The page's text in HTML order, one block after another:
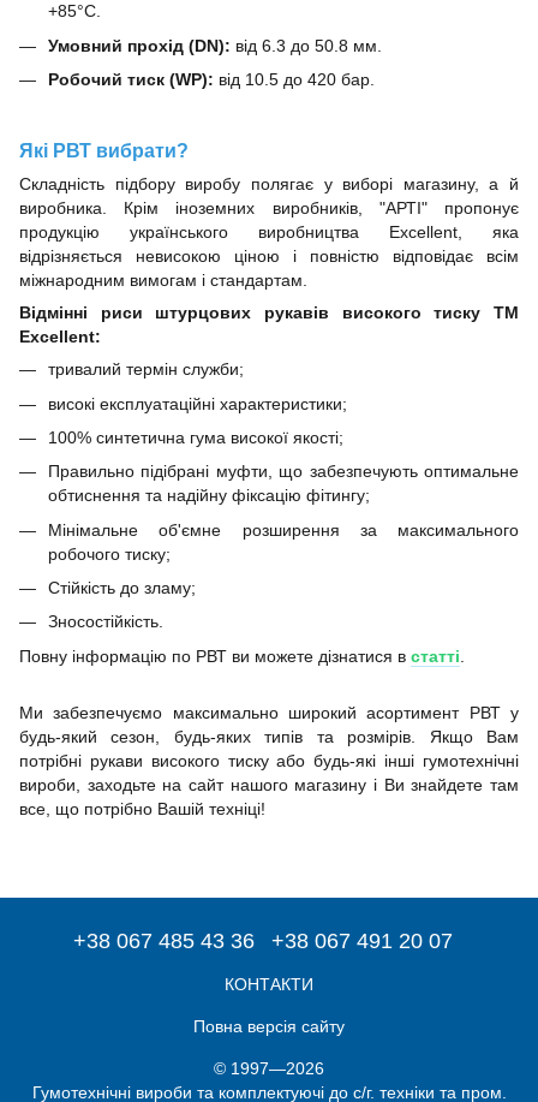
+85°C.
Умовний прохід (DN): від 6.3 до 50.8 мм.
Робочий тиск (WP): від 10.5 до 420 бар.
Які РВТ вибрати?
Складність підбору виробу полягає у виборі магазину, а й
виробника. Крім іноземних виробників, "АРТІ" пропонує
продукцію українського виробництва Excellent, яка
відрізняється невисокою ціною і повністю відповідає всім
міжнародним вимогам і стандартам.
Відмінні риси штурцових рукавів високого тиску ТМ
Excellent:
тривалий термін служби;
високі експлуатаційні характеристики;
100% синтетична гума високої якості;
Правильно підібрані муфти, що забезпечують оптимальне
обтиснення та надійну фіксацію фітингу;
Мінімальне об'ємне розширення за максимального
робочого тиску;
Стійкість до зламу;
Зносостійкість.
Повну інформацію по РВТ ви можете дізнатися в статті
Ми забезпечуємо максимально широкий асортимент РВТ у
будь-який сезон, будь-яких типів та розмірів. Якщо Вам
потрібні рукави високого тиску або будь-які інші гумотехнічні
вироби, заходьте на сайт нашого магазину і Ви знайдете там
все, що потрібно Вашій техніці!
+38 067 485 43 36 +38 067 491 20 07
КОНТАКТИ
Повна версія сайту
© 1997—2026
Гумотехнічні вироби та комплектуючі до с/г. техніки та пром.